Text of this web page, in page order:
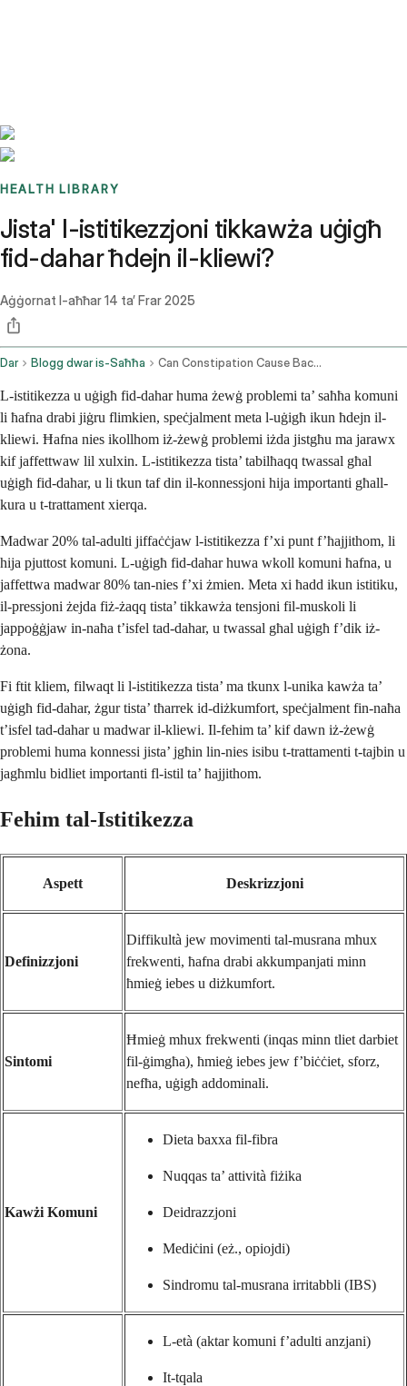
HEALTH LIBRARY
Jista' l-istitikezzjoni tikkawża uġigħ
fid-dahar ħdejn il-kliewi?
Aġġornat l-aħħar14 ta’ Frar 2025
Dar Blogg dwar is-Saħħa Can Constipation Cause Back Pain Near The Kidneys
L-istitikezza u uġigħ fid-dahar huma żewġ problemi ta’ saħħa komuni
li ħafna drabi jiġru flimkien, speċjalment meta l-uġigħ ikun ħdejn il-
kliewi. Ħafna nies ikollhom iż-żewġ problemi iżda jistgħu ma jarawx
kif jaffettwaw lil xulxin. L-istitikezza tista’ tabilħaqq twassal għal
uġigħ fid-dahar, u li tkun taf din il-konnessjoni hija importanti għall-
kura u t-trattament xierqa.
Madwar 20% tal-adulti jiffaċċjaw l-istitikezza f’xi punt f’ħajjithom, li
hija pjuttost komuni. L-uġigħ fid-dahar huwa wkoll komuni ħafna, u
jaffettwa madwar 80% tan-nies f’xi żmien. Meta xi ħadd ikun istitiku,
il-pressjoni żejda fiż-żaqq tista’ tikkawża tensjoni fil-muskoli li
jappoġġjaw in-naħa t’isfel tad-dahar, u twassal għal uġigħ f’dik iż-
żona.
Fi ftit kliem, filwaqt li l-istitikezza tista’ ma tkunx l-unika kawża ta’
uġigħ fid-dahar, żgur tista’ tħarrek id-diżkumfort, speċjalment fin-naħa
t’isfel tad-dahar u madwar il-kliewi. Il-fehim ta’ kif dawn iż-żewġ
problemi huma konnessi jista’ jgħin lin-nies isibu t-trattamenti t-tajbin u
jagħmlu bidliet importanti fl-istil ta’ ħajjithom.
Fehim tal-Istitikezza
Aspett Deskrizzjoni
Definizzjoni
Diffikultà jew movimenti tal-musrana mhux
frekwenti, ħafna drabi akkumpanjati minn
ħmieġ iebes u diżkumfort.
Sintomi
Ħmieġ mhux frekwenti (inqas minn tliet darbiet
fil-ġimgħa), ħmieġ iebes jew f’biċċiet, sforz,
nefħa, uġigħ addominali.
Kawżi Komuni
Dieta baxxa fil-fibra
Nuqqas ta’ attività fiżika
Deidrazzjoni
Mediċini (eż., opiojdi)
Sindromu tal-musrana irritabbli (IBS)
L-età (aktar komuni f’adulti anzjani)
It-tqala